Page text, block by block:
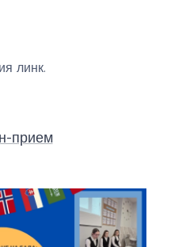
линк.
прием